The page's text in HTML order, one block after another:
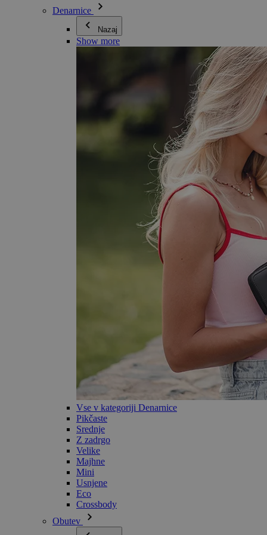
Denarnice
Nazaj
Show more
Vse v kategoriji Denarnice
Pikčaste
Srednje
Z zadrgo
Velike
Majhne
Mini
Usnjene
Eco
Crossbody
Obutev